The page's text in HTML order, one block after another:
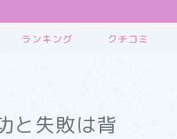
ランキング クチコミ
と失敗は背